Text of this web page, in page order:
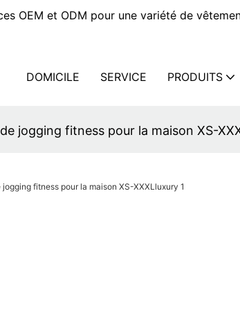
OEM et ODM pour une variété de
DOMICILE SERVICE PRODUITS
jogging fitness pour la maison XS-